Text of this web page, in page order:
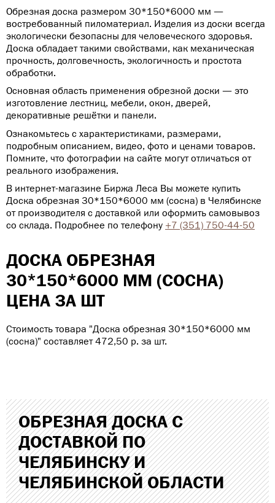
Обрезная доска размером 30*150*6000 мм —
востребованный пиломатериал. Изделия из доски всегда
экологически безопасны для человеческого здоровья.
Доска обладает такими свойствами, как механическая
прочность, долговечность, экологичность и простота
обработки.
Основная область применения обрезной доски — это
изготовление лестниц, мебели, окон, дверей,
декоративные решётки и панели.
Ознакомьтесь с характеристиками, размерами,
подробным описанием, видео, фото и ценами товаров.
Помните, что фотографии на сайте могут отличаться от
реального изображения.
В интернет-магазине Биржа Леса Вы можете купить
Доска обрезная 30*150*6000 мм (сосна) в Челябинске
от производителя с доставкой или оформить самовывоз
со склада. Подробнее по телефону +7 (351) 750-44-50
ДОСКА ОБРЕЗНАЯ
30*150*6000 ММ (СОСНА)
ЦЕНА ЗА ШТ
Стоимость товара "Доска обрезная 30*150*6000 мм
(сосна)" составляет 472,50 р. за шт.
ОБРЕЗНАЯ ДОСКА С
ДОСТАВКОЙ ПО
ЧЕЛЯБИНСКУ И
ЧЕЛЯБИНСКОЙ ОБЛАСТИ